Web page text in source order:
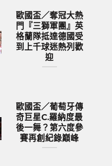
歐國盃／奪冠大熱
門『三獅軍團』英
格蘭隊抵達德國受
到上千球迷熱列歡
迎
歐國盃／葡萄牙傳
奇巨星C.羅納度最
後一舞？第六度參
賽再創紀錄巔峰